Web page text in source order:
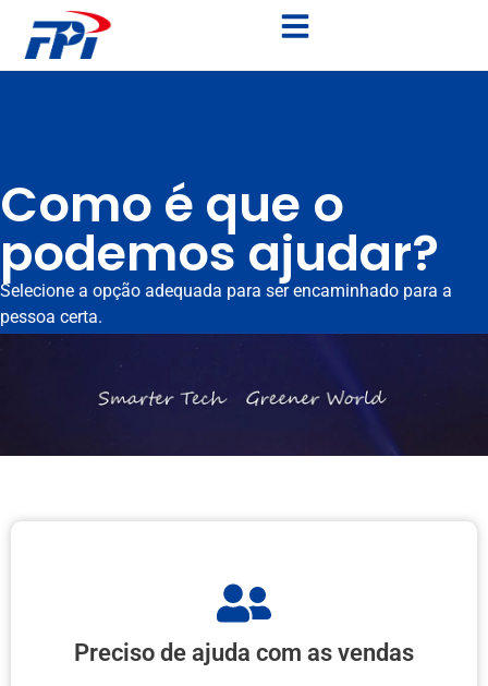
Como é que o
podemos ajudar?
Selecione a opção adequada para ser encaminhado para a
pessoa certa.
Preciso de ajuda com as vendas